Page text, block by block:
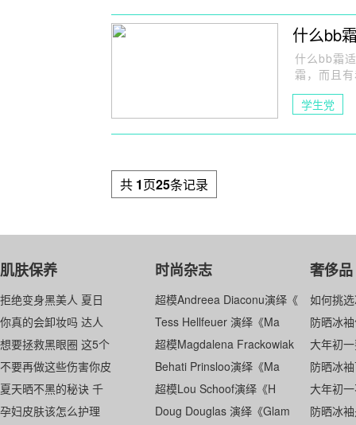
什么bb
什么bb霜
霜，而且
学生党
共 1页25条记录
肌肤保养
拒绝变身黑美人 夏日
你真的会卸妆吗 达人
想要拯救黑眼圈 这5个
不要再做这些伤害你皮
夏天晒不黑的秘诀 千
孕妇皮肤该怎么护理
时尚杂志
超模Andreea Diaconu演绎《
Tess Hellfeuer 演绎《Ma
超模Magdalena Frackowiak
Behati Prinsloo演绎《Ma
超模Lou Schoof演绎《H
Doug Douglas 演绎《Glam
奢侈品
如何挑
防晒冰
大年初
防晒冰
大年初
防晒冰